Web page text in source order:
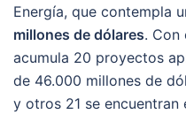
Energía, que contempla
millones de dólares. Con
acumula 20 proyectos
de 46.000 millones de
y otros 21 se encuentran